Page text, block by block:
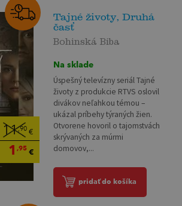
11,90€
1 ,95€
Tajné životy, Druhá
časť
Bohinská Biba
Na sklade
Úspešný televízny seriál Tajné
životy z produkcie RTVS oslovil
divákov neľahkou témou –
ukázal príbehy týraných žien.
Otvorene hovoril o tajomstvách
skrývaných za múrmi
domovov,...
pridať do košíka